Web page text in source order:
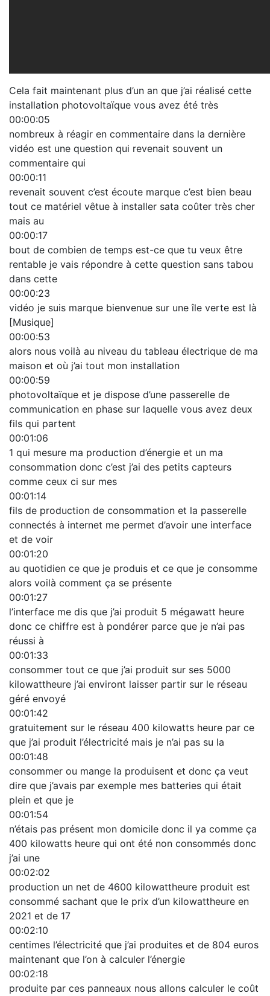
Cela fait maintenant plus d’un an que j’ai réalisé cette
installation photovoltaïque vous avez été très
00:00:05
nombreux à réagir en commentaire dans la dernière
vidéo est une question qui revenait souvent un
commentaire qui
00:00:11
revenait souvent c’est écoute marque c’est bien beau
tout ce matériel vêtue à installer sata coûter très cher
mais au
00:00:17
bout de combien de temps est-ce que tu veux être
rentable je vais répondre à cette question sans tabou
dans cette
00:00:23
vidéo je suis marque bienvenue sur une île verte est là
[Musique]
00:00:53
alors nous voilà au niveau du tableau électrique de ma
maison et où j’ai tout mon installation
00:00:59
photovoltaïque et je dispose d’une passerelle de
communication en phase sur laquelle vous avez deux
fils qui partent
00:01:06
1 qui mesure ma production d’énergie et un ma
consommation donc c’est j’ai des petits capteurs
comme ceux ci sur mes
00:01:14
fils de production de consommation et la passerelle
connectés à internet me permet d’avoir une interface
et de voir
00:01:20
au quotidien ce que je produis et ce que je consomme
alors voilà comment ça se présente
00:01:27
l’interface me dis que j’ai produit 5 mégawatt heure
donc ce chiffre est à pondérer parce que je n’ai pas
réussi à
00:01:33
consommer tout ce que j’ai produit sur ses 5000
kilowattheure j’ai environt laisser partir sur le réseau
géré envoyé
00:01:42
gratuitement sur le réseau 400 kilowatts heure par ce
que j’ai produit l’électricité mais je n’ai pas su la
00:01:48
consommer ou mange la produisent et donc ça veut
dire que j’avais par exemple mes batteries qui était
plein et que je
00:01:54
n’étais pas présent mon domicile donc il ya comme ça
400 kilowatts heure qui ont été non consommés donc
j’ai une
00:02:02
production un net de 4600 kilowattheure produit est
consommé sachant que le prix d’un kilowattheure en
2021 et de 17
00:02:10
centimes l’électricité que j’ai produites et de 804 euros
maintenant que l’on à calculer l’énergie
00:02:18
produite par ces panneaux nous allons calculer le coût